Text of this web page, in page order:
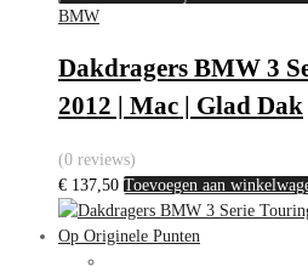
BMW
Dakdragers BMW 3
2012 | Mac | Glad Dak
(0 reviews)
€ 137,50 Toevoegen aan